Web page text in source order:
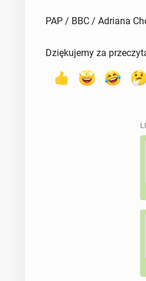
PAP / BBC / Adriana
Dziękujemy za